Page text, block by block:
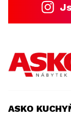
ASKO